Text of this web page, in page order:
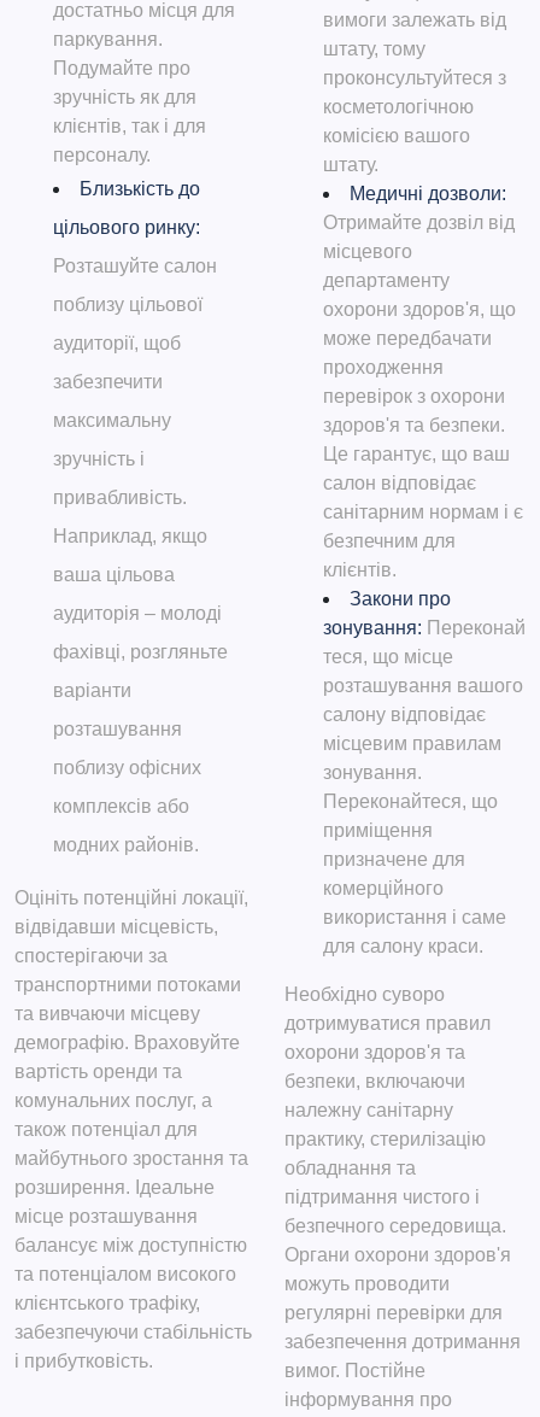
достатньо місця для
паркування.
Подумайте про
зручність як для
клієнтів, так і для
персоналу.
Близькість до
цільового ринку:
Розташуйте салон
поблизу цільової
аудиторії, щоб
забезпечити
максимальну
зручність і
привабливість.
Наприклад, якщо
ваша цільова
аудиторія – молоді
фахівці, розгляньте
варіанти
розташування
поблизу офісних
комплексів або
модних районів.
Оцініть потенційні локації,
відвідавши місцевість,
спостерігаючи за
транспортними потоками
та вивчаючи місцеву
демографію. Враховуйте
вартість оренди та
комунальних послуг, а
також потенціал для
майбутнього зростання та
розширення. Ідеальне
місце розташування
балансує між доступністю
та потенціалом високого
клієнтського трафіку,
забезпечуючи стабільність
і прибутковість.
вимоги залежать від
штату, тому
проконсультуйтеся з
косметологічною
комісією вашого
штату.
Медичні дозволи:
Отримайте дозвіл від
місцевого
департаменту
охорони здоров'я, що
може передбачати
проходження
перевірок з охорони
здоров'я та безпеки.
Це гарантує, що ваш
салон відповідає
санітарним нормам і є
безпечним для
клієнтів.
Закони про
зонування: Переконай
теся, що місце
розташування вашого
салону відповідає
місцевим правилам
зонування.
Переконайтеся, що
приміщення
призначене для
комерційного
використання і саме
для салону краси.
Необхідно суворо
дотримуватися правил
охорони здоров'я та
безпеки, включаючи
належну санітарну
практику, стерилізацію
обладнання та
підтримання чистого і
безпечного середовища.
Органи охорони здоров'я
можуть проводити
регулярні перевірки для
забезпечення дотримання
вимог. Постійне
інформування про